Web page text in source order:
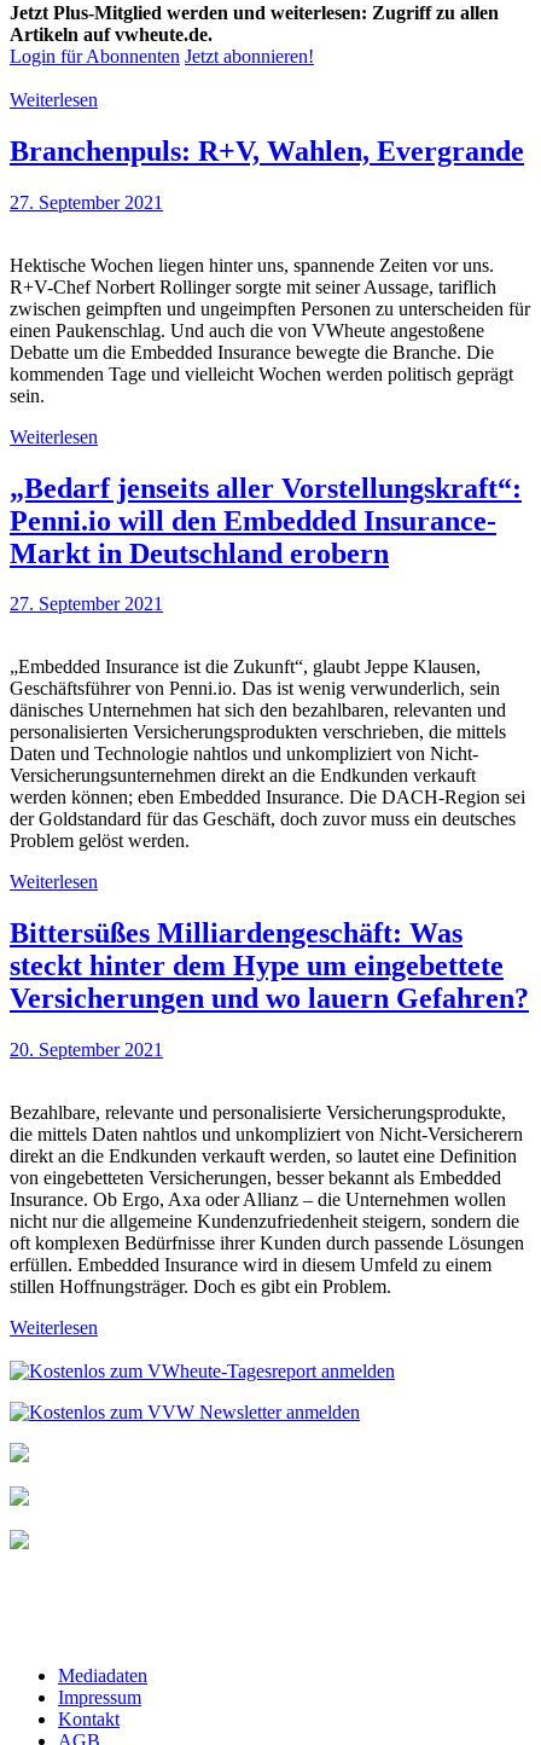
Jetzt Plus-Mitglied werden und weiterlesen: Zugriff zu allen
Artikeln auf vwheute.de.
Login für Abonnenten Jetzt abonnieren!
Weiterlesen
Branchenpuls: R+V, Wahlen, Evergrande
27. September 2021
Hektische Wochen liegen hinter uns, spannende Zeiten vor uns.
R+V-Chef Norbert Rollinger sorgte mit seiner Aussage, tariflich
zwischen geimpften und ungeimpften Personen zu unterscheiden für
einen Paukenschlag. Und auch die von VWheute angestoßene
Debatte um die Embedded Insurance bewegte die Branche. Die
kommenden Tage und vielleicht Wochen werden politisch geprägt
sein.
Weiterlesen
„Bedarf jenseits aller Vorstellungskraft“:
Penni.io will den Embedded Insurance-
Markt in Deutschland erobern
27. September 2021
„Embedded Insurance ist die Zukunft“, glaubt Jeppe Klausen,
Geschäftsführer von Penni.io. Das ist wenig verwunderlich, sein
dänisches Unternehmen hat sich den bezahlbaren, relevanten und
personalisierten Versicherungsprodukten verschrieben, die mittels
Daten und Technologie nahtlos und unkompliziert von Nicht-
Versicherungsunternehmen direkt an die Endkunden verkauft
werden können; eben Embedded Insurance. Die DACH-Region sei
der Goldstandard für das Geschäft, doch zuvor muss ein deutsches
Problem gelöst werden.
Weiterlesen
Bittersüßes Milliardengeschäft: Was
steckt hinter dem Hype um eingebettete
Versicherungen und wo lauern Gefahren?
20. September 2021
Bezahlbare, relevante und personalisierte Versicherungsprodukte,
die mittels Daten nahtlos und unkompliziert von Nicht-Versicherern
direkt an die Endkunden verkauft werden, so lautet eine Definition
von eingebetteten Versicherungen, besser bekannt als Embedded
Insurance. Ob Ergo, Axa oder Allianz – die Unternehmen wollen
nicht nur die allgemeine Kundenzufriedenheit steigern, sondern die
oft komplexen Bedürfnisse ihrer Kunden durch passende Lösungen
erfüllen. Embedded Insurance wird in diesem Umfeld zu einem
stillen Hoffnungsträger. Doch es gibt ein Problem.
Weiterlesen
Mediadaten
Impressum
Kontakt